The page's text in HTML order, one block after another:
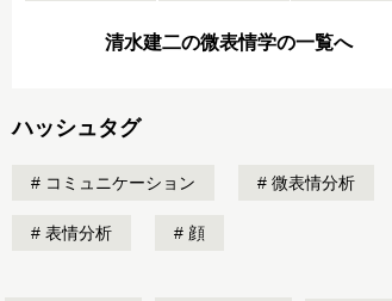
清水建二の微表情学の一覧へ
ハッシュタグ
コミュニケーション 微表情分析
表情分析 顔